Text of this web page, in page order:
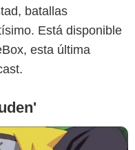
batallas
Está disponible
esta última